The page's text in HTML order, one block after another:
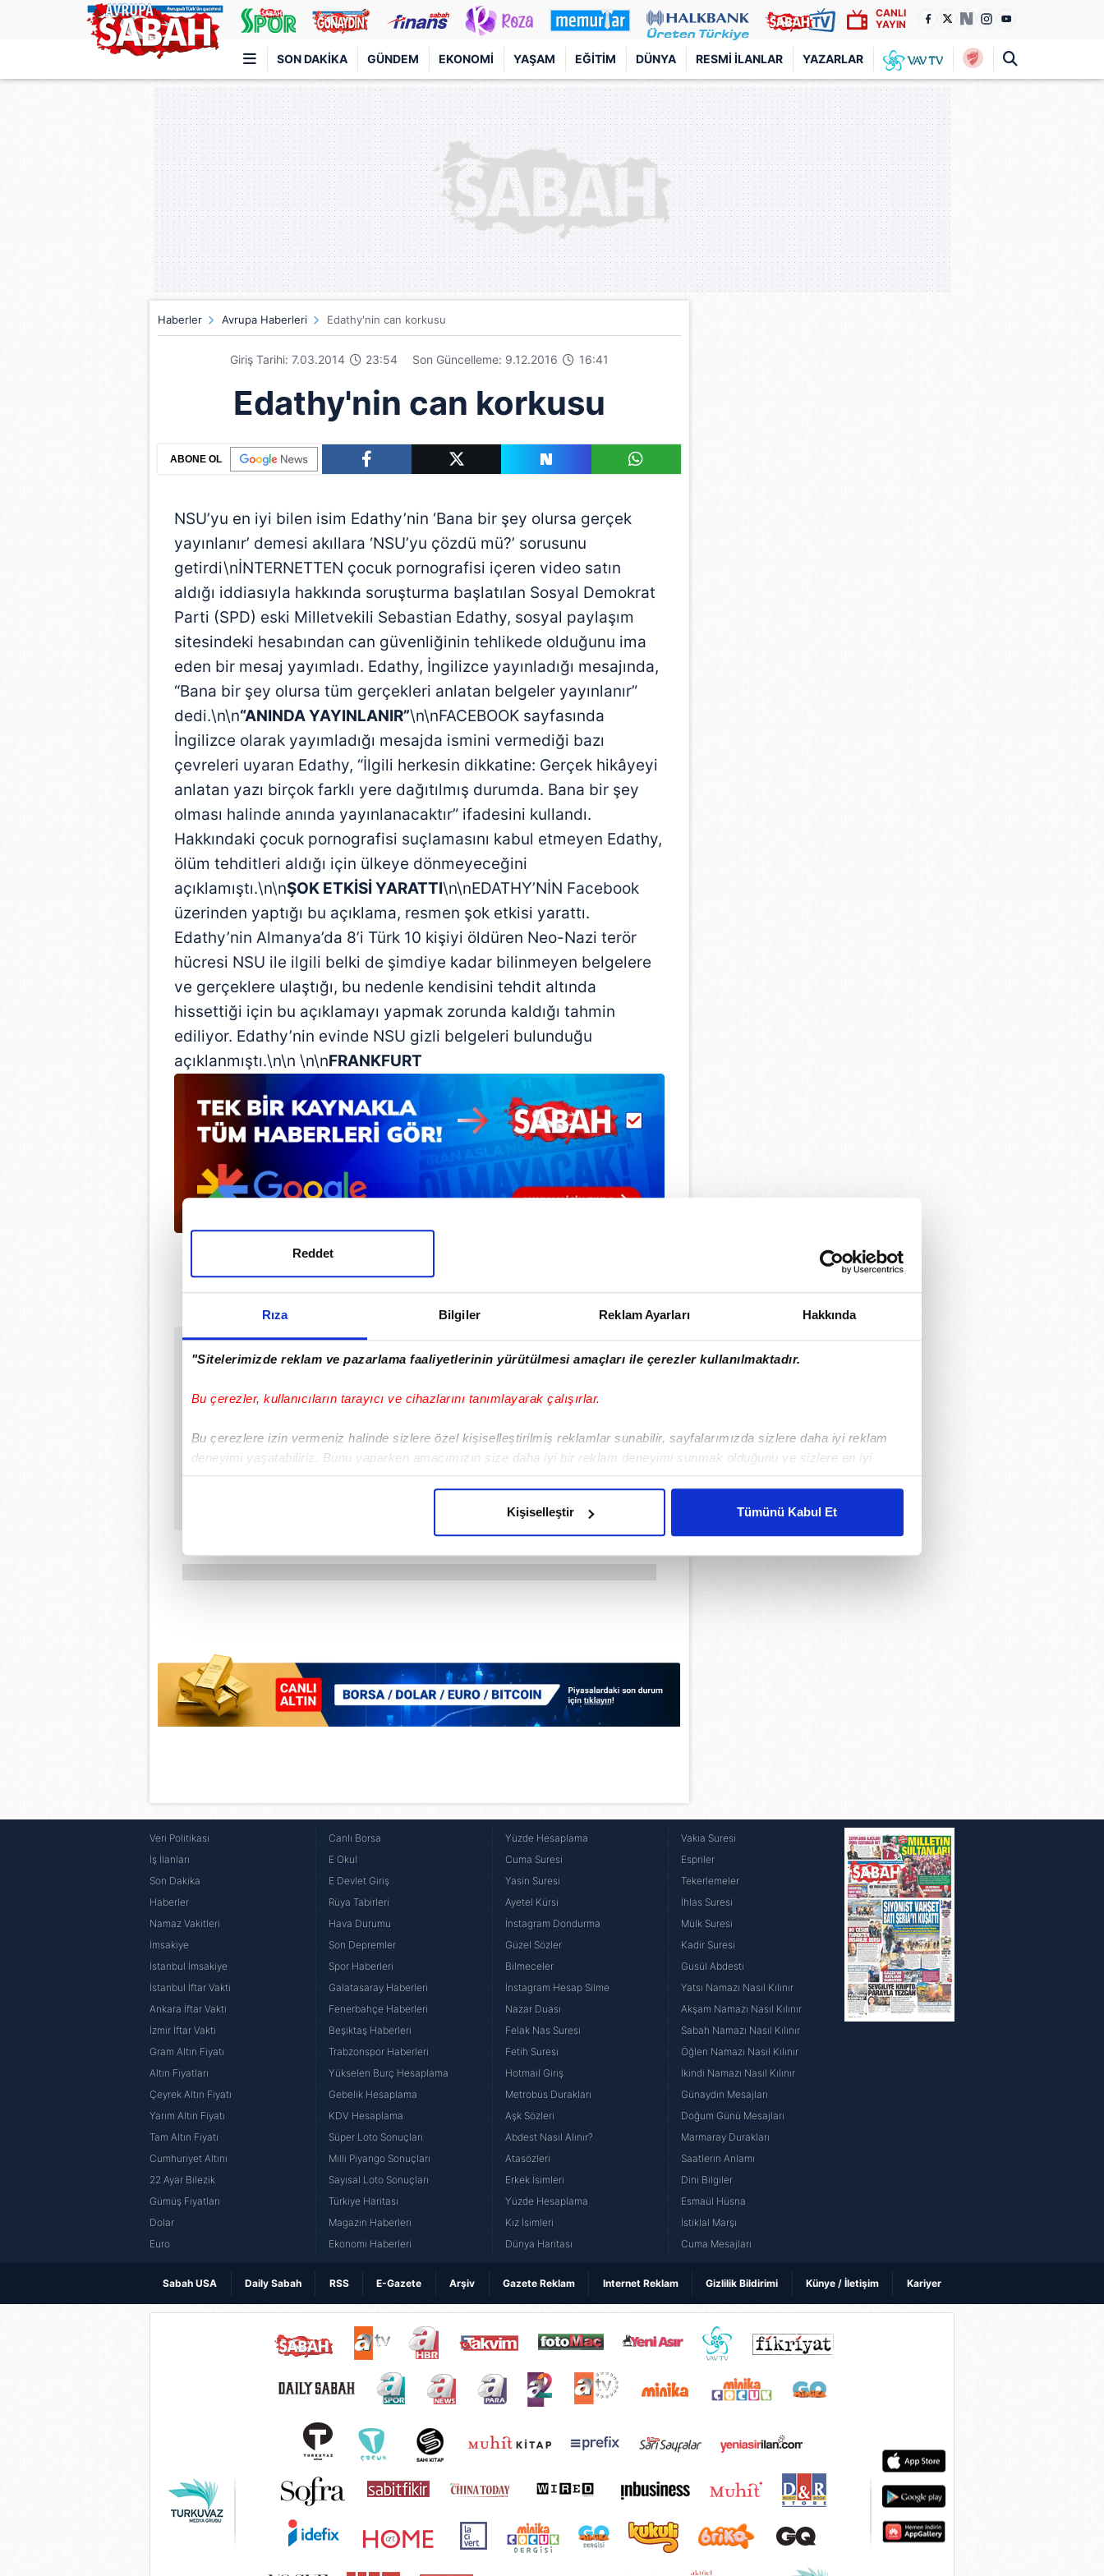
Rıza Bilgiler Reklam Ayarları Hakkında
"Sitelerimizde reklam ve pazarlama faaliyetlerinin yürütülmesi amaçları ile çerezler kullanılmaktadır.
Bu çerezler, kullanıcıların tarayıcı ve cihazlarını tanımlayarak çalışırlar.
Bu çerezlere izin vermeniz halinde sizlere özel kişiselleştirilmiş reklamlar sunabilir, sayfalarımızda sizlere daha iyi reklam
deneyimi yaşatabiliriz. Bunu yaparken amacımızın size daha iyi bir reklam deneyimi sunmak olduğunu ve sizlere en iyi
içerikleri sunabilmek adına elimizden gelen çabayı gösterdiğimizi ve bu noktada, reklamların maliyetlerimizi karşılamak
Her halükârda, kullanıcılar, bu çerezlere izin vermedikleri takdirde, kullanıcılara hedefli reklamlar gösterilmeyecektir."
Çerezlere ilişkin tercihlerinizi aşağıda yer alan panel vasıtasıyla belirleyebilirsiniz. Çerezlere ilişkin detaylı bilgi için Ayarlar
butonuna tıklayabilir,Çerez Bilgilendirme Metnimiziziyaret edebilirsiniz.
Reddet
Kişiselleştir Tümünü Kabul Et
CANLI
YAYIN
SON DAKIKA GÜNDEM EKONOMI YAŞAM EĞITIM DÜNYA RESMI İLANLAR YAZARLAR
Türkiye'nin en iyi haber sitesi
Haberler Avrupa Haberleri Edathy'nin can korkusu
Giriş Tarihi: 7.03.2014 23:54 Son Güncelleme: 9.12.2016 16:41
Edathy'nin can korkusu
ABONE OL
NSU’yu en iyi bilen isim Edathy’nin ‘Bana bir şey olursa gerçek
yayınlanır’ demesi akıllara ‘NSU’yu çözdü mü?’ sorusunu
getirdi\nİNTERNETTEN çocuk pornografisi içeren video satın
aldığı iddiasıyla hakkında soruşturma başlatılan Sosyal Demokrat
Parti (SPD) eski Milletvekili Sebastian Edathy, sosyal paylaşım
sitesindeki hesabından can güvenliğinin tehlikede olduğunu ima
eden bir mesaj yayımladı. Edathy, İngilizce yayınladığı mesajında,
“Bana bir şey olursa tüm gerçekleri anlatan belgeler yayınlanır”
dedi.\n\n“ANINDA YAYINLANIR”\n\nFACEBOOK sayfasında
İngilizce olarak yayımladığı mesajda ismini vermediği bazı
çevreleri uyaran Edathy, “İlgili herkesin dikkatine: Gerçek hikâyeyi
anlatan yazı birçok farklı yere dağıtılmış durumda. Bana bir şey
olması halinde anında yayınlanacaktır” ifadesini kullandı.
Hakkındaki çocuk pornografisi suçlamasını kabul etmeyen Edathy,
ölüm tehditleri aldığı için ülkeye dönmeyeceğini
açıklamıştı.\n\nŞOK ETKİSİ YARATTI\n\nEDATHY’NİN Facebook
üzerinden yaptığı bu açıklama, resmen şok etkisi yarattı.
Edathy’nin Almanya’da 8’i Türk 10 kişiyi öldüren Neo-Nazi terör
hücresi NSU ile ilgili belki de şimdiye kadar bilinmeyen belgelere
ve gerçeklere ulaştığı, bu nedenle kendisini tehdit altında
hissettiği için bu açıklamayı yapmak zorunda kaldığı tahmin
ediliyor. Edathy’nin evinde NSU gizli belgeleri bulunduğu
açıklanmıştı.\n\n \n\nFRANKFURT
Sabah.com.tr Uygulamamızı İndirin
Veri Politikası
İş İlanları
Son Dakika
Haberler
Namaz Vakitleri
İmsakiye
İstanbul İmsakiye
İstanbul İftar Vakti
Ankara İftar Vakti
İzmir İftar Vakti
Gram Altın Fiyatı
Altın Fiyatları
Çeyrek Altın Fiyatı
Yarım Altın Fiyatı
Tam Altın Fiyatı
Cumhuriyet Altını
22 Ayar Bilezik
Gümüş Fiyatları
Dolar
Euro
Canlı Borsa
E Okul
E Devlet Giriş
Rüya Tabirleri
Hava Durumu
Son Depremler
Spor Haberleri
Galatasaray Haberleri
Fenerbahçe Haberleri
Beşiktaş Haberleri
Trabzonspor Haberleri
Yükselen Burç Hesaplama
Gebelik Hesaplama
KDV Hesaplama
Süper Loto Sonuçları
Milli Piyango Sonuçları
Sayısal Loto Sonuçları
Türkiye Haritası
Magazin Haberleri
Ekonomi Haberleri
Yüzde Hesaplama
Cuma Suresi
Yasin Suresi
Ayetel Kürsi
İnstagram Dondurma
Güzel Sözler
Bilmeceler
İnstagram Hesap Silme
Nazar Duası
Felak Nas Suresi
Fetih Suresi
Hotmail Giriş
Metrobüs Durakları
Aşk Sözleri
Abdest Nasıl Alınır?
Atasözleri
Erkek İsimleri
Yüzde Hesaplama
Kız İsimleri
Dünya Haritası
Vakıa Suresi
Espriler
Tekerlemeler
İhlas Suresi
Mülk Suresi
Kadir Suresi
Gusül Abdesti
Yatsı Namazı Nasıl Kılınır
Akşam Namazı Nasıl Kılınır
Sabah Namazı Nasıl Kılınır
Öğlen Namazı Nasıl Kılınır
İkindi Namazı Nasıl Kılınır
Günaydın Mesajları
Doğum Günü Mesajları
Marmaray Durakları
Saatlerin Anlamı
Dini Bilgiler
Esmaül Hüsna
İstiklal Marşı
Cuma Mesajları
Sabah USA Daily Sabah RSS E-Gazete Arşiv Gazete Reklam Internet Reklam Gizlilik Bildirimi Künye / İletişim Kariyer